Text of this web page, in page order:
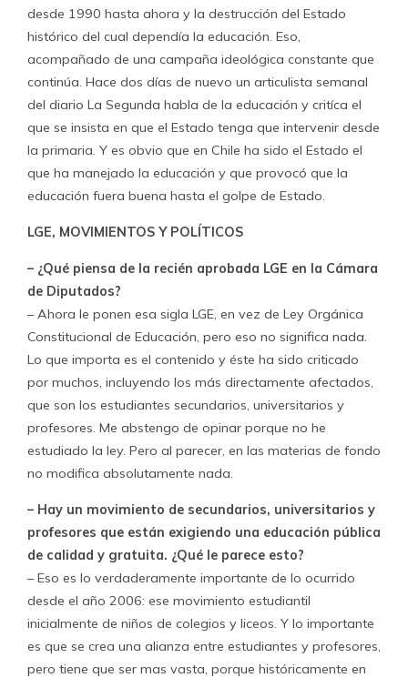
desde 1990 hasta ahora y la destrucción del Estado
histórico del cual dependía la educación. Eso,
acompañado de una campaña ideológica constante que
continúa. Hace dos días de nuevo un articulista semanal
del diario La Segunda habla de la educación y critíca el
que se insista en que el Estado tenga que intervenir desde
la primaria. Y es obvio que en Chile ha sido el Estado el
que ha manejado la educación y que provocó que la
educación fuera buena hasta el golpe de Estado.
LGE, MOVIMIENTOS Y POLÍTICOS
– ¿Qué piensa de la recién aprobada LGE en la Cámara
de Diputados?
– Ahora le ponen esa sigla LGE, en vez de Ley Orgánica
Constitucional de Educación, pero eso no significa nada.
Lo que importa es el contenido y éste ha sido criticado
por muchos, incluyendo los más directamente afectados,
que son los estudiantes secundarios, universitarios y
profesores. Me abstengo de opinar porque no he
estudiado la ley. Pero al parecer, en las materias de fondo
no modifica absolutamente nada.
– Hay un movimiento de secundarios, universitarios y
profesores que están exigiendo una educación pública
de calidad y gratuita. ¿Qué le parece esto?
– Eso es lo verdaderamente importante de lo ocurrido
desde el año 2006: ese movimiento estudiantil
inicialmente de niños de colegios y liceos. Y lo importante
es que se crea una alianza entre estudiantes y profesores,
pero tiene que ser mas vasta, porque históricamente en